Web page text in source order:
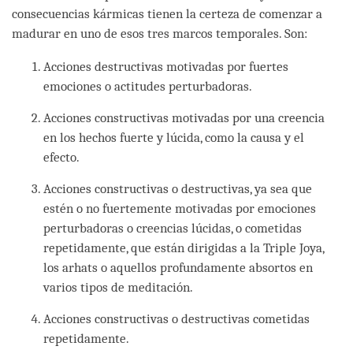
consecuencias kármicas tienen la certeza de comenzar a
madurar en uno de esos tres marcos temporales. Son:
Acciones destructivas motivadas por fuertes
emociones o actitudes perturbadoras.
Acciones constructivas motivadas por una creencia
en los hechos fuerte y lúcida, como la causa y el
efecto.
Acciones constructivas o destructivas, ya sea que
estén o no fuertemente motivadas por emociones
perturbadoras o creencias lúcidas, o cometidas
repetidamente, que están dirigidas a la Triple Joya,
los arhats o aquellos profundamente absortos en
varios tipos de meditación.
Acciones constructivas o destructivas cometidas
repetidamente.